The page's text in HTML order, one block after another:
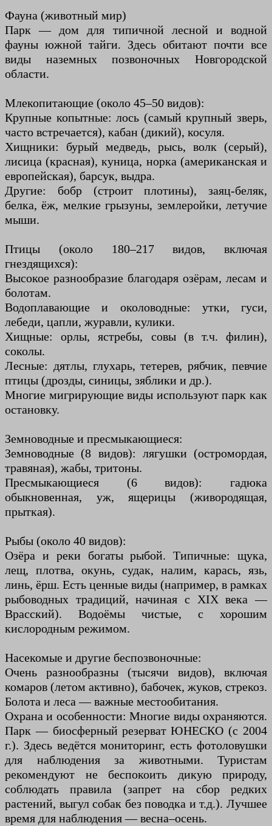
Фауна (животный мир)
Парк — дом для типичной лесной и водной
фауны южной тайги. Здесь обитают почти все
виды наземных позвоночных Новгородской
области.
Млекопитающие (около 45–50 видов):
Крупные копытные: лось (самый крупный зверь,
часто встречается), кабан (дикий), косуля.
Хищники: бурый медведь, рысь, волк (серый),
лисица (красная), куница, норка (американская и
европейская), барсук, выдра.
Другие: бобр (строит плотины), заяц-беляк,
белка, ёж, мелкие грызуны, землеройки, летучие
мыши.
Птицы (около 180–217 видов, включая
гнездящихся):
Высокое разнообразие благодаря озёрам, лесам и
болотам.
Водоплавающие и околоводные: утки, гуси,
лебеди, цапли, журавли, кулики.
Хищные: орлы, ястребы, совы (в т.ч. филин),
соколы.
Лесные: дятлы, глухарь, тетерев, рябчик, певчие
птицы (дрозды, синицы, зяблики и др.).
Многие мигрирующие виды используют парк как
остановку.
Земноводные и пресмыкающиеся:
Земноводные (8 видов): лягушки (остромордая,
травяная), жабы, тритоны.
Пресмыкающиеся (6 видов): гадюка
обыкновенная, уж, ящерицы (живородящая,
прыткая).
Рыбы (около 40 видов):
Озёра и реки богаты рыбой. Типичные: щука,
лещ, плотва, окунь, судак, налим, карась, язь,
линь, ёрш. Есть ценные виды (например, в рамках
рыбоводных традиций, начиная с XIX века —
Врасский). Водоёмы чистые, с хорошим
кислородным режимом.
Насекомые и другие беспозвоночные:
Очень разнообразны (тысячи видов), включая
комаров (летом активно), бабочек, жуков, стрекоз.
Болота и леса — важные местообитания.
Охрана и особенности: Многие виды охраняются.
Парк — биосферный резерват ЮНЕСКО (с 2004
г.). Здесь ведётся мониторинг, есть фотоловушки
для наблюдения за животными. Туристам
рекомендуют не беспокоить дикую природу,
соблюдать правила (запрет на сбор редких
растений, выгул собак без поводка и т.д.). Лучшее
время для наблюдения — весна–осень.